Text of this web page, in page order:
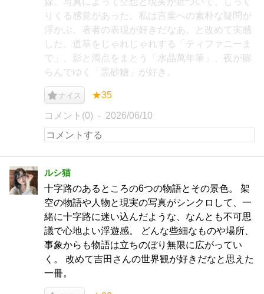
りくる感覚があった。私は言葉への素朴な疑問が
浮かぶ、著者の表現が好きだなあ、と改めて実感
した。道草をじゃれじゃれする「ティファニーま
で」、影と濁点をまとう「水晶萬年筆」、夜が膨
らんでゆく「黒砂糖」が好き。
ナイス ★35
コメント(0) 2026/06/10
ルシ猫
十字路のあるところの6つの物語とその景色。 架
空の物語や人物と現実の写真がシンクロして、一
緒に十字路に迷い込んだような、なんとも不可思
議で心地よい浮遊感。 どんな些細なものや場所、
事象からも物語は立ちのぼり無限に広がってい
く。 改めて吉田さんの世界観が好きだなと思えた
一冊。